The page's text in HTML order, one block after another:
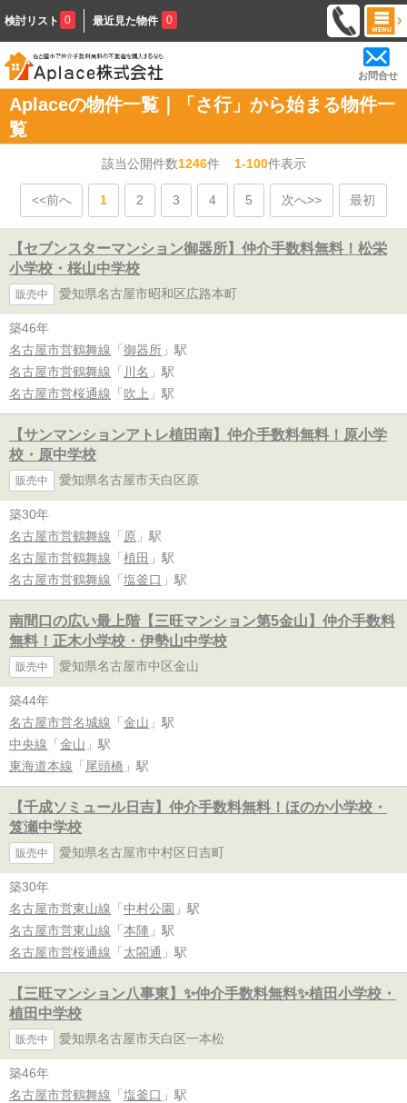
検討リスト 0 最近見た物件 0
お問合せ
Aplaceの物件一覧｜「さ行」から始まる物件一
覧
該当公開件数1246件1-100件表示
<<前へ 1 2 3 4 5 次へ>> 最初
【セブンスターマンション御器所】仲介手数料無料！松栄
小学校・桜山中学校
販売中 愛知県名古屋市昭和区広路本町
築46年
名古屋市営鶴舞線 「 御器所 」駅
名古屋市営鶴舞線 「 川名 」駅
名古屋市営桜通線 「 吹上 」駅
【サンマンションアトレ植田南】仲介手数料無料！原小学
校・原中学校
販売中 愛知県名古屋市天白区原
築30年
名古屋市営鶴舞線 「 原 」駅
名古屋市営鶴舞線 「 植田 」駅
名古屋市営鶴舞線 「 塩釜口 」駅
南間口の広い最上階【三旺マンション第5金山】仲介手数料
無料！正木小学校・伊勢山中学校
販売中 愛知県名古屋市中区金山
築44年
名古屋市営名城線 「 金山 」駅
中央線 「 金山 」駅
東海道本線 「 尾頭橋 」駅
【千成ソミュール日吉】仲介手数料無料！ほのか小学校・
笈瀬中学校
販売中 愛知県名古屋市中村区日吉町
築30年
名古屋市営東山線 「 中村公園 」駅
名古屋市営東山線 「 本陣 」駅
名古屋市営桜通線 「 太閤通 」駅
【三旺マンション八事東】✨️仲介手数料無料✨️植田小学校・
植田中学校
販売中 愛知県名古屋市天白区一本松
築46年
名古屋市営鶴舞線 「 塩釜口 」駅